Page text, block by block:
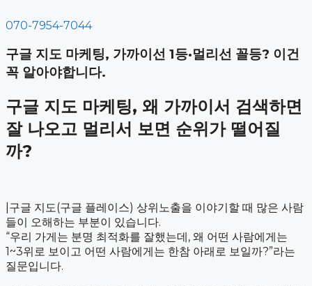
텐
로
건
뛰
기
070-7954-7044
구글 지도 마케팅, 가까이선 1등·멀리선 꼴등? 이건
꼭 알아야합니다.
구글 지도 마케팅, 왜 가까이서 검색하면
잘 나오고 멀리서 보면 순위가 떨어질
까?
|구글 지도(구글 플레이스) 상위노출을 이야기할 때 많은 사람
들이 오해하는 부분이 있습니다.
“우리 가게는 분명 최적화를 잘했는데, 왜 어떤 사람에게는
1~3위로 보이고 어떤 사람에게는 한참 아래로 보일까?”라는
질문입니다.